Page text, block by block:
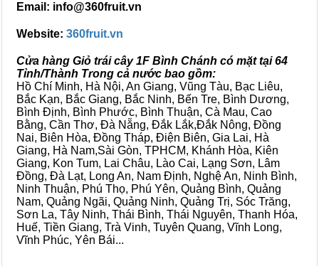
Email: info@360fruit.vn
Website: 360fruit.vn
Cửa hàng Giỏ trái cây 1F Bình Chánh có mặt tại 64
Tỉnh/Thành Trong cả nước bao gồm:
Hồ Chí Minh, Hà Nội, An Giang, Vũng Tàu, Bạc Liêu,
Bắc Kạn, Bắc Giang, Bắc Ninh, Bến Tre, Bình Dương,
Bình Định, Bình Phước, Bình Thuận, Cà Mau, Cao
Bằng, Cần Thơ, Đà Nẵng, Đắk Lắk,Đắk Nông, Đồng
Nai, Biên Hòa, Đồng Tháp, Điện Biên, Gia Lai, Hà
Giang, Hà Nam,Sài Gòn, TPHCM, Khánh Hòa, Kiên
Giang, Kon Tum, Lai Châu, Lào Cai, Lạng Sơn, Lâm
Đồng, Đà Lạt, Long An, Nam Định, Nghệ An, Ninh Bình,
Ninh Thuận, Phú Thọ, Phú Yên, Quảng Bình, Quảng
Nam, Quảng Ngãi, Quảng Ninh, Quảng Trị, Sóc Trăng,
Sơn La, Tây Ninh, Thái Bình, Thái Nguyên, Thanh Hóa,
Huế, Tiền Giang, Trà Vinh, Tuyên Quang, Vĩnh Long,
Vĩnh Phúc, Yên Bái...